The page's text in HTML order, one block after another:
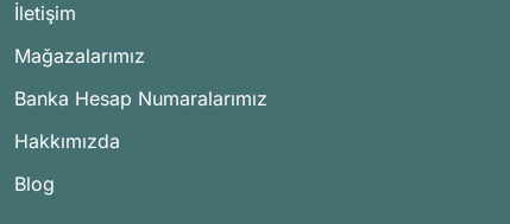
İletişim
Mağazalarımız
Banka Hesap Numaralarımız
Hakkımızda
Blog